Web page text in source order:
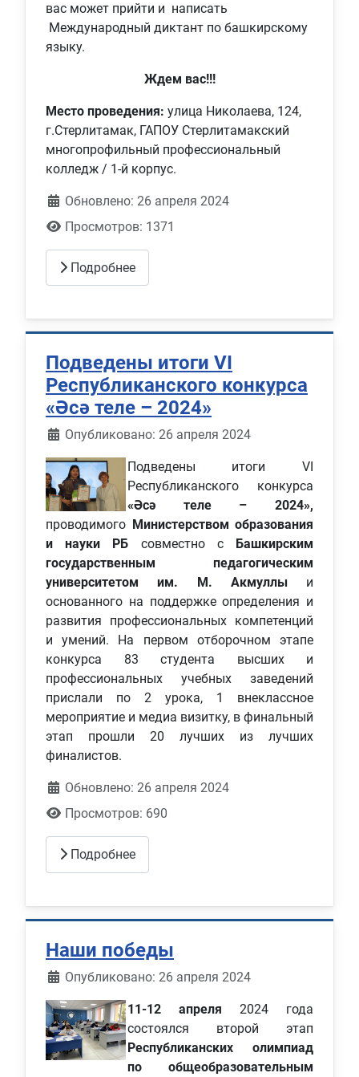
вас может прийти и написать
Международный диктант по башкирскому
языку.
Ждем вас!!!
Место проведения: улица Николаева, 124,
г.Стерлитамак, ГАПОУ Стерлитамакский
многопрофильный профессиональный
колледж / 1-й корпус.
Обновлено: 26 апреля 2024
Просмотров: 1371
Подробнее
Подведены итоги VI
Республиканского конкурса
«Әсә теле – 2024»
Информация о материале
Опубликовано: 26 апреля 2024
Подведены итоги VI
Республиканского конкурса
«Әсә теле – 2024»,
проводимого Министерством образования
и науки РБ совместно с
Башкирским
государственным педагогическим
университетом им. М. Акмуллыи
основанного на поддержке определения и
развития профессиональных компетенций
и умений. На первом отборочном этапе
конкурса 83 студента высших и
профессиональных учебных заведений
прислали по 2 урока, 1 внеклассное
мероприятие и медиа визитку, в финальный
этап прошли 20 лучших из лучших
финалистов.
Обновлено: 26 апреля 2024
Просмотров: 690
Подробнее
Наши победы
Информация о материале
Опубликовано: 26 апреля 2024
11-12 апреля 2024 года
состоялся второй этап
Республиканских олимпиад
по общеобразовательным